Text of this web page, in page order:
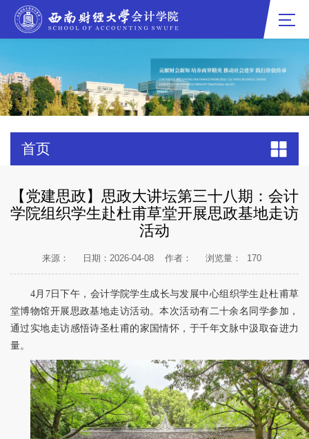
首页
【党建思政】思政大讲坛第三十八期：会计
学院组织学生赴杜甫草堂开展思政基地走访
活动
来源： 日期：2026-04-08 作者： 浏览量： 170
4月7日下午，会计学院学生成长与发展中心组织学生赴杜甫草
堂博物馆开展思政基地走访活动。本次活动有二十余名同学参加，
通过实地走访感悟诗圣杜甫的家国情怀，于千年文脉中汲取奋进力
量。